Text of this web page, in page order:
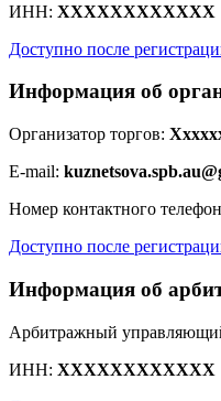
ИНН: XXXXXXXXXXXX
Доступно после
Информация об
Организатор торгов:
E-mail:
Номер контактного
Доступно после
Информация об
Арбитражный
ИНН: XXXXXXXXXXXX